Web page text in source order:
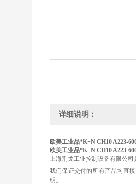
详细说明：
欧美工业品*K+N CH10 A223-
欧美工业品*K+N CH10 A223-
上海荆戈工业控制设备有限公
我们保证交付的所有产品均直
明。